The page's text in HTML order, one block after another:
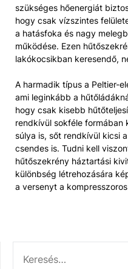
szükséges hőenergiát
hogy csak vízszintes
a hatásfoka és nagy
működése. Ezen
lakókocsikban keresendő,
A harmadik típus a Peltier-
ami leginkább a
hogy csak kisebb
rendkívül sokféle formában
súlya is, sőt rendkívül kicsi
csendes is. Tudni kell
hűtőszekrény háztartási
különbség létrehozására
a versenyt a